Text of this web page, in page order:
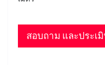
สอบถาม และประเ